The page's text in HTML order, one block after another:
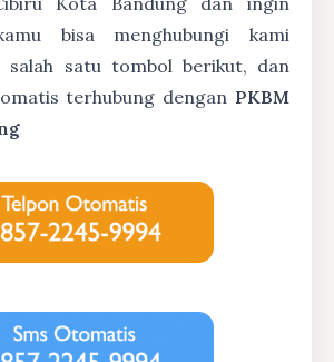
bisa menghubungi kami
salah satu tombol berikut, dan
terhubung dengan PKBM